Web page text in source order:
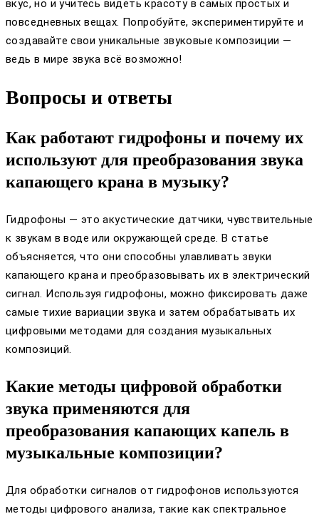
вкус, но и учитесь видеть красоту в самых простых и
повседневных вещах. Попробуйте, экспериментируйте и
создавайте свои уникальные звуковые композиции —
ведь в мире звука всё возможно!
Вопросы и ответы
Как работают гидрофоны и почему их
используют для преобразования звука
капающего крана в музыку?
Гидрофоны — это акустические датчики, чувствительные
к звукам в воде или окружающей среде. В статье
объясняется, что они способны улавливать звуки
капающего крана и преобразовывать их в электрический
сигнал. Используя гидрофоны, можно фиксировать даже
самые тихие вариации звука и затем обрабатывать их
цифровыми методами для создания музыкальных
композиций.
Какие методы цифровой обработки
звука применяются для
преобразования капающих капель в
музыкальные композиции?
Для обработки сигналов от гидрофонов используются
методы цифрового анализа, такие как спектральное